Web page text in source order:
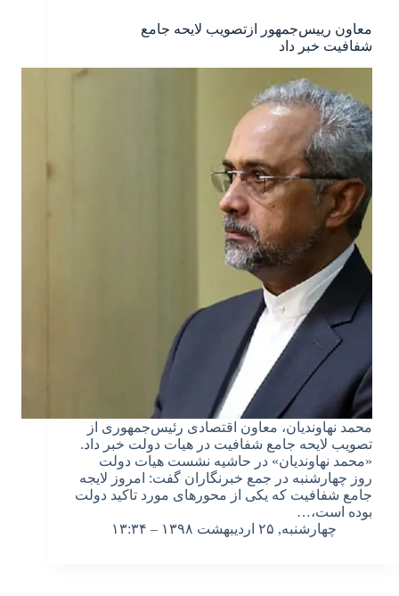
معاون رییس‌جمهور ازتصویب لایحه جامع
شفافیت خبر داد
محمد نهاوندیان، معاون اقتصادی رئیس‌جمهوری از
تصویب لایحه جامع شفافیت در هیات دولت خبر داد.
«محمد نهاوندیان» در حاشیه نشست هیات دولت
روز چهارشنبه در جمع خبرنگاران گفت: امروز لایجه
جامع شفافیت که یکی از محورهای مورد تاکید دولت
بوده است،…
چهارشنبه, ۲۵ اردیبهشت ۱۳۹۸ – ۱۳:۳۴